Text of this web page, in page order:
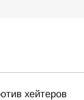
хейтеров